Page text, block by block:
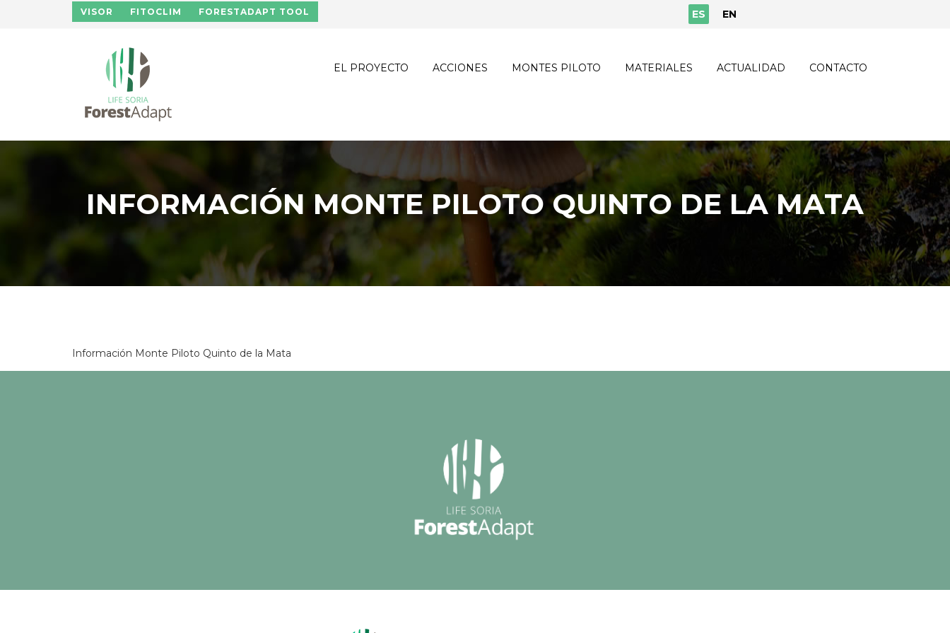
Pasar al contenido principal
VISOR FITOCLIM FORESTADAPT TOOL ES EN
EL PROYECTO ACCIONES MONTES PILOTO MATERIALES ACTUALIDAD CONTACTO
INFORMACIÓN MONTE PILOTO QUINTO DE LA MATA
Información Monte Piloto Quinto de la Mata